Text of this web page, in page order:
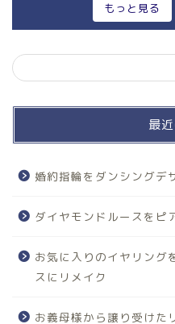
もっと見る
最
婚約指輪をダンシングデ
ダイヤモンドルースをピ
お気に入りのイヤリング
スにリメイク
お義母様から譲り受けた